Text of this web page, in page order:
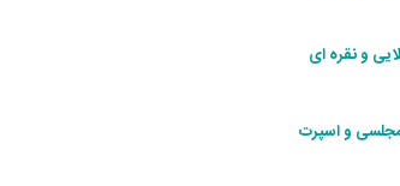
و نقره ای
و اسپرت